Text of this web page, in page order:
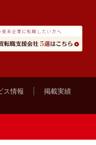
ス情報
掲載実績